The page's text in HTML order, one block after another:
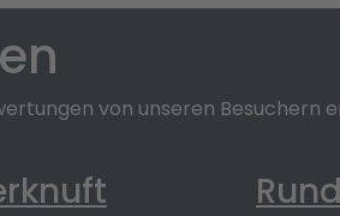
von unseren Besuchern